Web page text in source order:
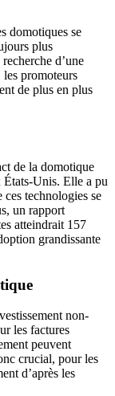
domotiques se
plus
d’une
promoteurs
de plus en plus
de la domotique
États-Unis. Elle a pu
ces technologies se
un rapport
atteindrait 157
grandissante
non-
les factures
peuvent
crucial, pour les
d’après les